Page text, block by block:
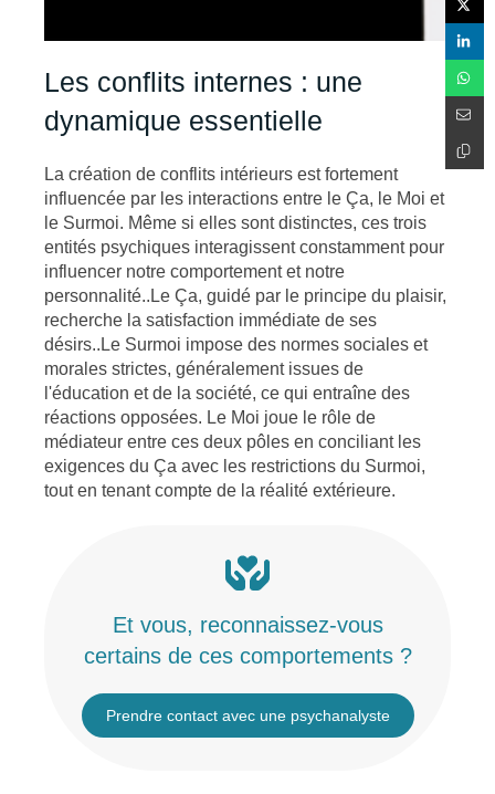
Les conflits internes : une
dynamique essentielle
La création de conflits intérieurs est fortement
influencée par les interactions entre le Ça, le Moi et
le Surmoi. Même si elles sont distinctes, ces trois
entités psychiques interagissent constamment pour
influencer notre comportement et notre
personnalité..Le Ça, guidé par le principe du plaisir,
recherche la satisfaction immédiate de ses
désirs..Le Surmoi impose des normes sociales et
morales strictes, généralement issues de
l'éducation et de la société, ce qui entraîne des
réactions opposées. Le Moi joue le rôle de
médiateur entre ces deux pôles en conciliant les
exigences du Ça avec les restrictions du Surmoi,
tout en tenant compte de la réalité extérieure.
Et vous, reconnaissez-vous
certains de ces comportements ?
Prendre contact avec une psychanalyste